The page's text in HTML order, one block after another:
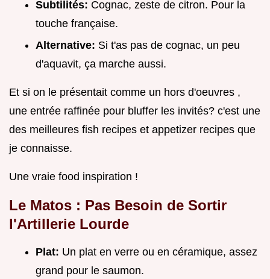
Subtilités: Cognac, zeste de citron. Pour la
touche française.
Alternative: Si t'as pas de cognac, un peu
d'aquavit, ça marche aussi.
Et si on le présentait comme un hors d'oeuvres ,
une entrée raffinée pour bluffer les invités? c'est une
des meilleures fish recipes et appetizer recipes que
je connaisse.
Une vraie food inspiration !
Le Matos : Pas Besoin de Sortir
l'Artillerie Lourde
Plat: Un plat en verre ou en céramique, assez
grand pour le saumon.